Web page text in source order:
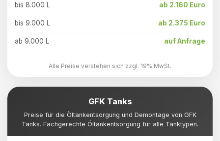
bis 8.000 L ab 2.160 Euro
bis 9.000 L ab 2.375 Euro
ab 9.000 L auf Anfrage
Alle Preise verstehen sich zzgl. 19% MwSt.
GFK Tanks
Preise für die Öltankentsorgung und Demontage von GFK
Tanks. Fachgerechte Öltankentsorgung für alle Tanktypen.